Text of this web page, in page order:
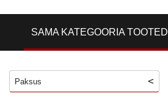
SAMA KATEGOORIA TOOTED
Paksus